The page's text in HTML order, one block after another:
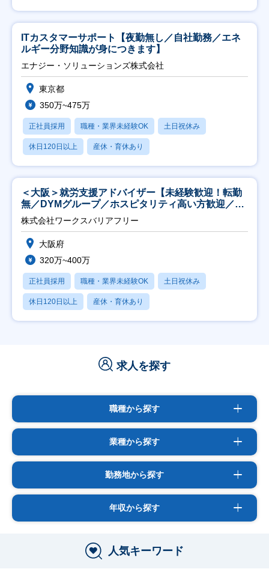
ITカスタマーサポート【夜勤無し／自社勤務／エネ
ルギー分野知識が身につきます】
エナジー・ソリューションズ株式会社
東京都
350万~475万
正社員採用 職種・業界未経験OK 土日祝休み
休日120日以上 産休・育休あり
＜大阪＞就労支援アドバイザー【未経験歓迎！転勤
無／DYMグループ／ホスピタリティ高い方歓迎／土
日祝】
株式会社ワークスバリアフリー
大阪府
320万~400万
正社員採用 職種・業界未経験OK 土日祝休み
休日120日以上 産休・育休あり
求人を探す
職種から探す
業種から探す
勤務地から探す
年収から探す
人気キーワード